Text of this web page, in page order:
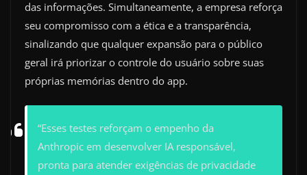
das informações. Simultaneamente, a empresa reforça
seu compromisso com a ética e a transparência,
sinalizando que qualquer expansão para o público
geral irá priorizar o controle do usuário sobre suas
próprias memórias dentro do app.
“Esses testes reforçam o empenho da
Anthropic em desenvolver IA responsável,
pronta para atender exigências de privacidade